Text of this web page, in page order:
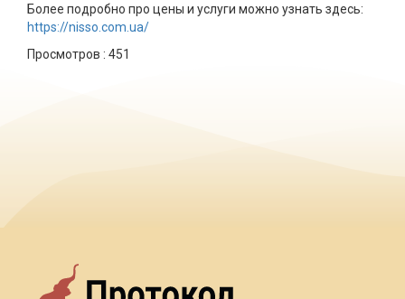
Более подробно про цены и услуги можно узнать здесь:
https://nisso.com.ua/
Просмотров : 451